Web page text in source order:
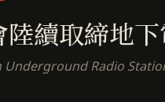
續取締地
Underground Radio